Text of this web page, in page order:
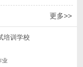
更多>>
培训学校
业